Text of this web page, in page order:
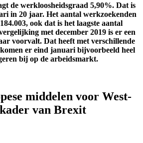
de werkloosheidsgraad 5,90%. Dat is
in 20 jaar. Het aantal werkzoekenden
ook dat is het laagste aantal
met december 2019 is er een
voorvalt. Dat heeft met verschillende
er eind januari bijvoorbeeld heel
bij op de arbeidsmarkt.
middelen voor West-
van Brexit